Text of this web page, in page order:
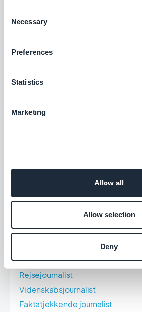
Selection
Necessary
Preferences
Statistics
Marketing
Allow all
Allow selection
Deny
Privatpraktiserende sygeplejerske
Zoneterapeut
Presse og medier
Økonomisk journalist
Musikjournalist
Rejsejournalist
Videnskabsjournalist
Faktatjekkende journalist